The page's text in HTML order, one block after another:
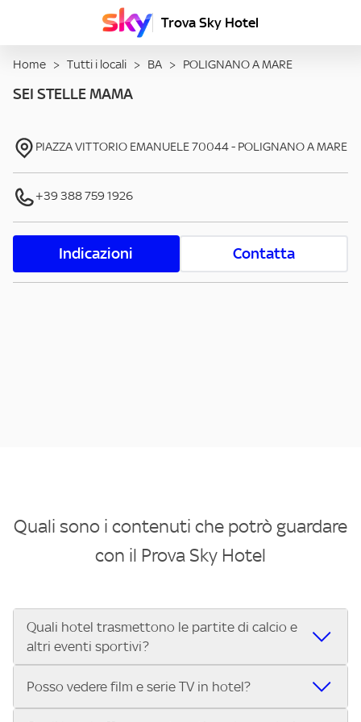
Trova Sky Hotel
Home > Tutti i locali > BA > POLIGNANO A MARE
SEI STELLE MAMA
PIAZZA VITTORIO EMANUELE70044- POLIGNANO A MARE
+39 388 759 1926
Indicazioni Contatta
Quali sono i contenuti che potrò guardare
con il Prova Sky Hotel
Quali hotel trasmettono le partite di calcio e
altri eventi sportivi?
Se cerchi un hotel dove poter vedere le partite di Serie A,
Posso vedere film e serie TV in hotel?